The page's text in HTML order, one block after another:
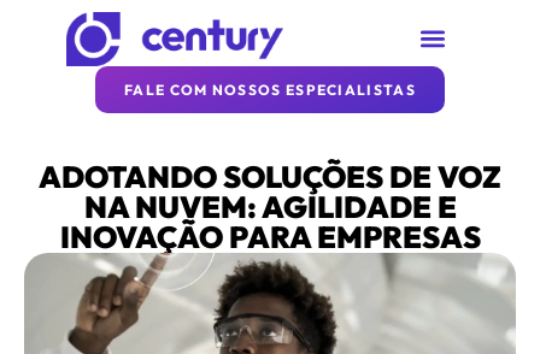
FALE COM NOSSOS ESPECIALISTAS
ADOTANDO SOLUÇÕES DE VOZ
NA NUVEM: AGILIDADE E
INOVAÇÃO PARA EMPRESAS